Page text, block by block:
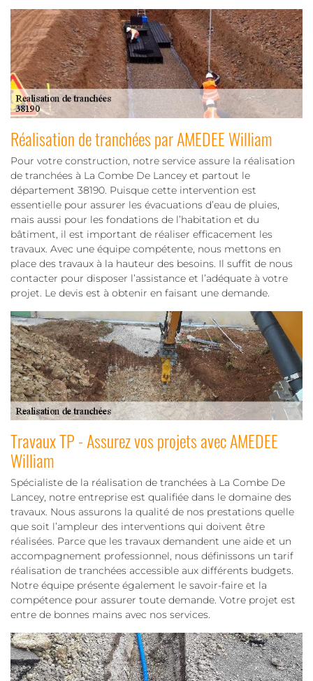
Réalisation de tranchées par AMEDEE William
Pour votre construction, notre service assure la réalisation
de tranchées à La Combe De Lancey et partout le
département 38190. Puisque cette intervention est
essentielle pour assurer les évacuations d’eau de pluies,
mais aussi pour les fondations de l’habitation et du
bâtiment, il est important de réaliser efficacement les
travaux. Avec une équipe compétente, nous mettons en
place des travaux à la hauteur des besoins. Il suffit de nous
contacter pour disposer l’assistance et l’adéquate à votre
projet. Le devis est à obtenir en faisant une demande.
Travaux TP - Assurez vos projets avec AMEDEE
William
Spécialiste de la réalisation de tranchées à La Combe De
Lancey, notre entreprise est qualifiée dans le domaine des
travaux. Nous assurons la qualité de nos prestations quelle
que soit l’ampleur des interventions qui doivent être
réalisées. Parce que les travaux demandent une aide et un
accompagnement professionnel, nous définissons un tarif
réalisation de tranchées accessible aux différents budgets.
Notre équipe présente également le savoir-faire et la
compétence pour assurer toute demande. Votre projet est
entre de bonnes mains avec nos services.